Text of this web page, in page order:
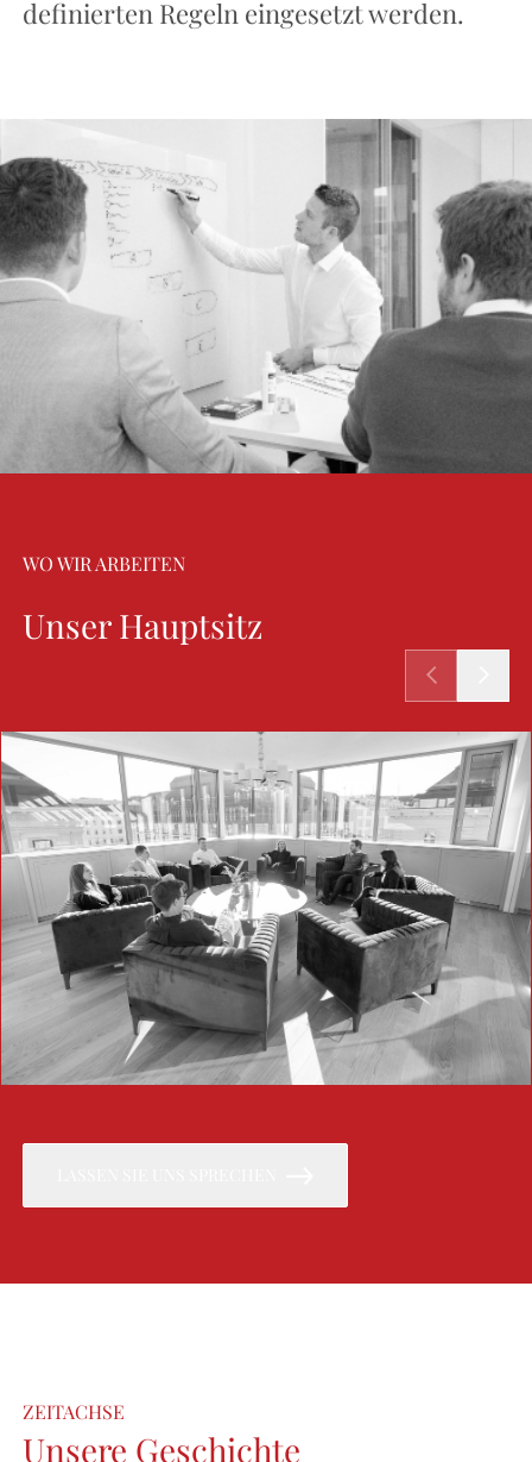
definierten Regeln eingesetzt werden.
WO WIR ARBEITEN
Unser Hauptsitz
ZEITACHSE
Unsere Geschichte